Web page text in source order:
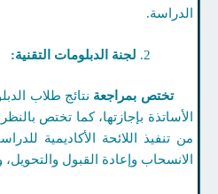
لجنة الدبلومات التقنية:
بمراجعةنتائج طلاب الدبلوم
بإجازتها، كما تختص بالنظر في
تنفيذ اللائحة الأكاديمية
وإعادة القبول والتحويل،